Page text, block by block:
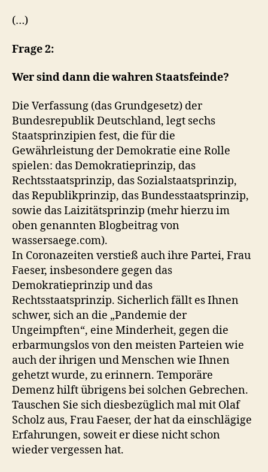
(…)
Frage 2:
Wer sind dann die wahren Staatsfeinde?
Die Verfassung (das Grundgesetz) der
Bundesrepublik Deutschland, legt sechs
Staatsprinzipien fest, die für die
Gewährleistung der Demokratie eine Rolle
spielen: das Demokratieprinzip, das
Rechtsstaatsprinzip, das Sozialstaatsprinzip,
das Republikprinzip, das Bundesstaatsprinzip,
sowie das Laizitätsprinzip (mehr hierzu im
oben genannten Blogbeitrag von
wassersaege.com).
In Coronazeiten verstieß auch ihre Partei, Frau
Faeser, insbesondere gegen das
Demokratieprinzip und das
Rechtsstaatsprinzip. Sicherlich fällt es Ihnen
schwer, sich an die „Pandemie der
Ungeimpften“, eine Minderheit, gegen die
erbarmungslos von den meisten Parteien wie
auch der ihrigen und Menschen wie Ihnen
gehetzt wurde, zu erinnern. Temporäre
Demenz hilft übrigens bei solchen Gebrechen.
Tauschen Sie sich diesbezüglich mal mit Olaf
Scholz aus, Frau Faeser, der hat da einschlägige
Erfahrungen, soweit er diese nicht schon
wieder vergessen hat.